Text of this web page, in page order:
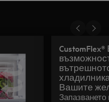
Вашите